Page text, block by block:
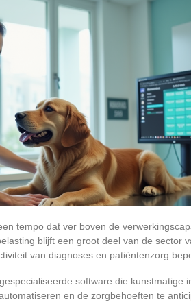
tempo dat ver boven de
blijft een groot deel van de sector
van diagnoses en patiëntenzorg
software die kunstmatige
en de zorgbehoeften te